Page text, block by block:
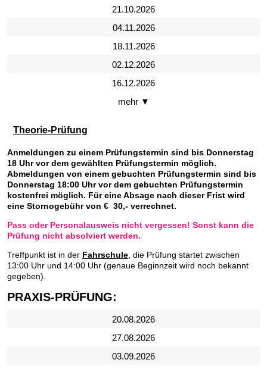
21.10.2026
04.11.2026
18.11.2026
02.12.2026
16.12.2026
mehr ▼
Theorie-Prüfung
Anmeldungen zu einem Prüfungstermin sind bis Donnerstag
18 Uhr vor dem gewählten Prüfungstermin möglich.
Abmeldungen von einem gebuchten Prüfungstermin sind bis
Donnerstag 18:00 Uhr vor dem gebuchten Prüfungstermin
kostenfrei möglich. Für eine Absage nach dieser Frist wird
eine Stornogebühr von € 30,- verrechnet.
Pass oder Personalausweis nicht vergessen! Sonst kann die
Prüfung nicht absolviert werden.
Treffpunkt ist in der Fahrschule , die Prüfung startet zwischen
13:00 Uhr und 14:00 Uhr (genaue Beginnzeit wird noch bekannt
gegeben).
PRAXIS-PRÜFUNG:
20.08.2026
27.08.2026
03.09.2026